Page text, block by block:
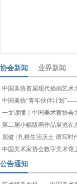
协会新闻 业界新闻
中国美协首届现代插画艺术
中国美协“青年伙伴计划
一文读懂｜中国美术家协会
第二届小幅版画作品展览在
中国美术家协会数字美术馆
公告通知